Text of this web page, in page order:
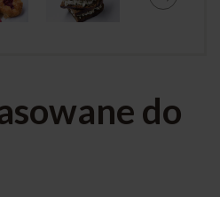
do